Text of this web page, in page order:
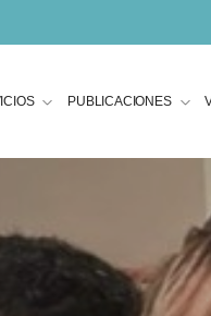
PUBLICACIONES